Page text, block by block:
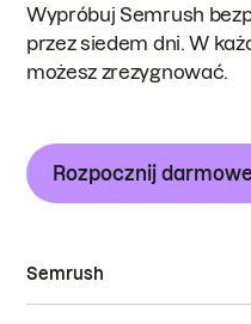
Wypróbuj Semrush
przez siedem dni. W
możesz zrezygnować.
Rozpocznij
Semrush